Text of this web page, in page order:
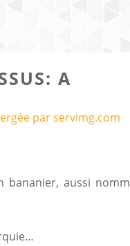
A
bananier, aussi